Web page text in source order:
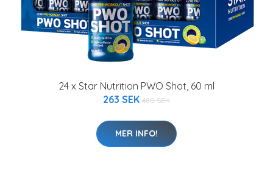
24 x Star Nutrition PWO Shot, 60 ml
263 SEK 480 SEK
MER INFO!